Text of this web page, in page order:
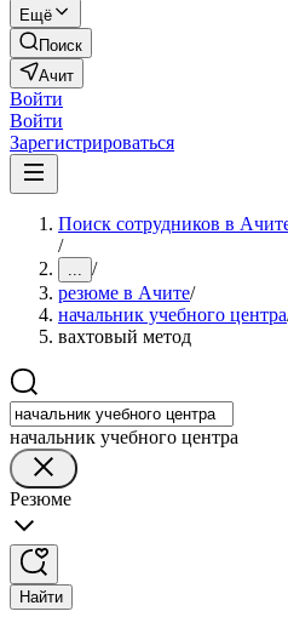
Ещё
Поиск
Ачит
Войти
Войти
Зарегистрироваться
Поиск сотрудников в
/
... /
резюме в Ачите/
начальник учебного центра
вахтовый метод
начальник учебного центра
Резюме
Найти